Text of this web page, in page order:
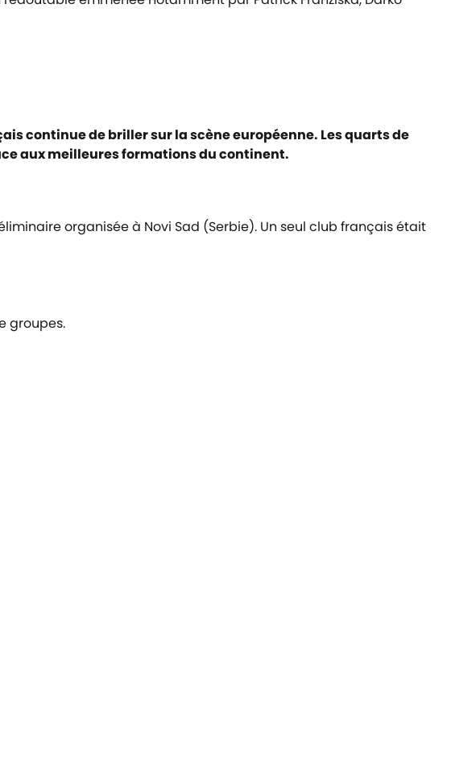
continue de briller sur la scène européenne. Les quarts de
aux meilleures formations du continent.
organisée à Novi Sad (Serbie). Un seul club français était
groupes.